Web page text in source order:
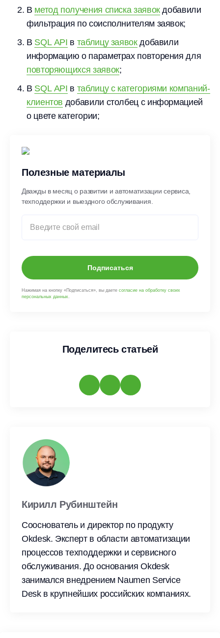
В метод получения списка заявокдобавили
фильтрация по соисполнителям заявок;
В SQL API в таблицу заявокдобавили
информацию о параметрах повторения для
повторяющихся заявок;
В SQL API в таблицу с категориями компаний-
клиентов добавили столбец с информацией
о цвете категории;
Полезные материалы
Дважды в месяц о развитии и автоматизации сервиса,
техподдержки и выездного обслуживания.
Подписаться
Нажимая на кнопку «Подписаться», вы даете согласие на обработку своих
персональных данных
Поделитесь статьей
Кирилл Рубинштейн
Сооснователь и директор по продукту
Okdesk. Эксперт в области автоматизации
процессов техподдержки и сервисного
обслуживания. До основания Okdesk
занимался внедрением Naumen Service
Desk в крупнейших российских компаниях.